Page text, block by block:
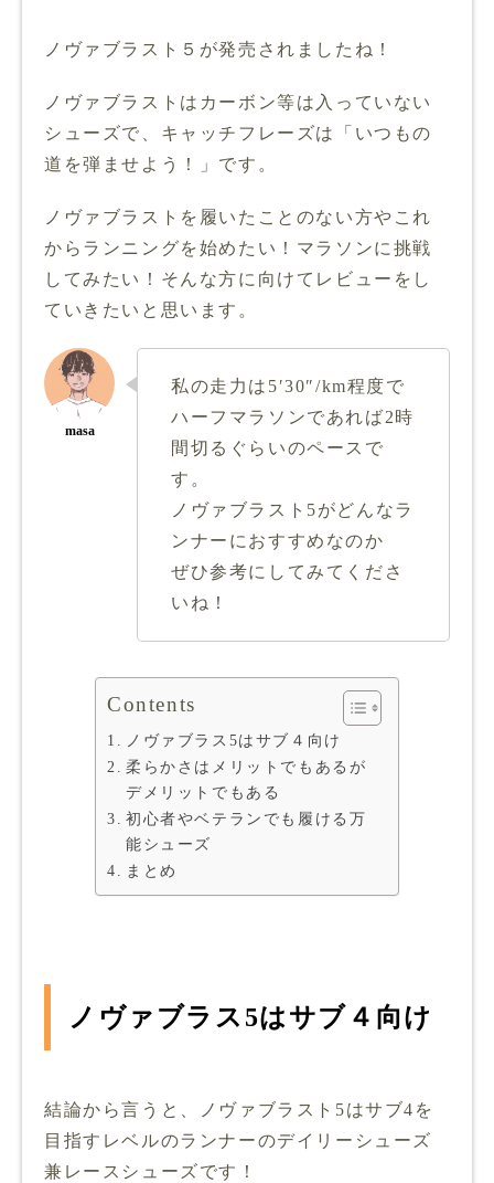
ノヴァブラスト５が発売されましたね！
ノヴァブラストはカーボン等は入っていない
シューズで、キャッチフレーズは「いつもの
道を弾ませよう！」です。
ノヴァブラストを履いたことのない方やこれ
からランニングを始めたい！マラソンに挑戦
してみたい！そんな方に向けてレビューをし
ていきたいと思います。
私の走力は5′30″/km程度で
ハーフマラソンであれば2時
間切るぐらいのペースで
す。
ノヴァブラスト5がどんなラ
ンナーにおすすめなのか
ぜひ参考にしてみてくださ
いね！
Contents
ノヴァブラス5はサブ４向け
柔らかさはメリットでもあるが
デメリットでもある
初心者やベテランでも履ける万
能シューズ
まとめ
ノヴァブラス5はサブ４向け
結論から言うと、ノヴァブラスト5はサブ4を
目指すレベルのランナーのデイリーシューズ
兼レースシューズです！